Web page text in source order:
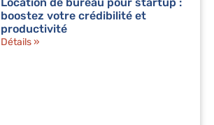
boostez votre crédibilité et
productivité
Détails »